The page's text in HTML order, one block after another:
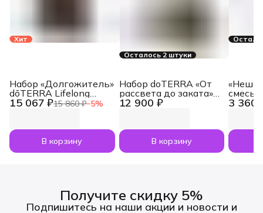
Хит
15 067 ₽15 860 ₽−5%
Набор «Долгожитель»
dōTERRA Lifelong
Vitality Pack, 3x120
В корзину
Осталось 2 штуки
12 900 ₽
Набор doTERRA «От
рассвета до заката»
увлажнитель воздуха
по 5 мл
В корзину
3 360
смесь
Получите скидку 5%
Подпишитесь на наши акции и новости и